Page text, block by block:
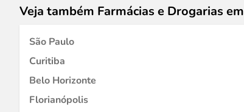
Veja também Farmácias e Drogarias em
São Paulo
Curitiba
Belo Horizonte
Florianópolis